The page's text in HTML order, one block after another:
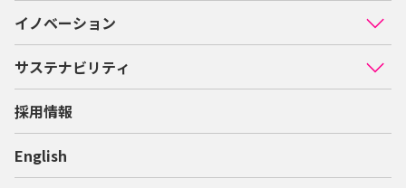
イノベーション
サステナビリティ
採用情報
English